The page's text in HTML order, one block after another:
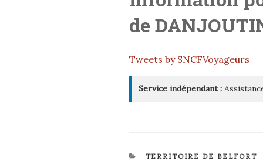
de
Tweets by SNCFVoyageurs
Service indépendant :
CATÉGORIES
TERRITOIRE DE BELFORT